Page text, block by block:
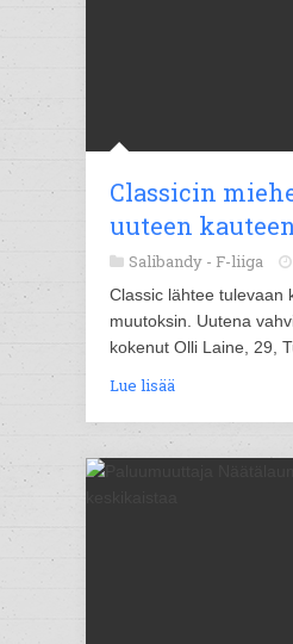
Classicin
uuteen
Salibandy - F-liiga
Classic lähtee tulevaan
muutoksin. Uutena
kokenut Olli Laine, 29,
Lue lisää